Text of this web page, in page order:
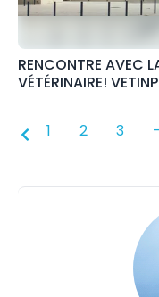
RENCONTRE AVEC
VÉTÉRINAIRE!
1
2 3 -